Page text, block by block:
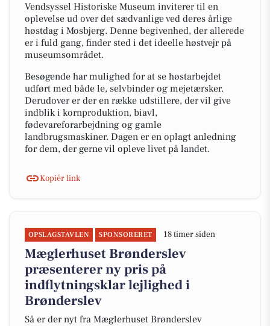
Vendsyssel Historiske Museum inviterer til en
oplevelse ud over det sædvanlige ved deres årlige
høstdag i Mosbjerg. Denne begivenhed, der allerede
er i fuld gang, finder sted i det ideelle høstvejr på
museumsområdet.
Besøgende har mulighed for at se høstarbejdet
udført med både le, selvbinder og mejetærsker.
Derudover er der en række udstillere, der vil give
indblik i kornproduktion, biavl,
fødevareforarbejdning og gamle
landbrugsmaskiner. Dagen er en oplagt anledning
for dem, der gerne vil opleve livet på landet.
Kopiér link
OPSLAGSTAVLEN SPONSORERET 18 timer siden
Mæglerhuset Brønderslev
præsenterer ny pris på
indflytningsklar lejlighed i
Brønderslev
Så er der nyt fra Mæglerhuset Brønderslev